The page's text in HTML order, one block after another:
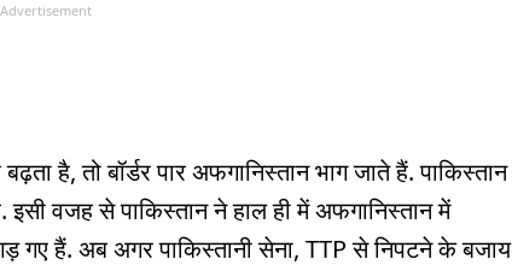
Advertisement
है, तो बॉर्डर पार अफगानिस्तान भाग जाते हैं. पाकिस्तान
वजह से पाकिस्तान ने हाल ही में अफगानिस्तान में
गए हैं. अब अगर पाकिस्तानी सेना, TTP से निपटने के बजाय